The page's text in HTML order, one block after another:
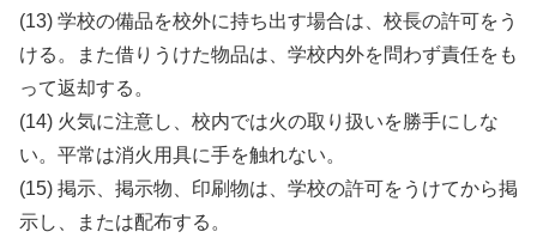
(13) 学校の備品を校外に持ち出す場合は、校長の許可をう
ける。また借りうけた物品は、学校内外を問わず責任をも
って返却する。
(14) 火気に注意し、校内では火の取り扱いを勝手にしな
い。平常は消火用具に手を触れない。
(15) 掲示、掲示物、印刷物は、学校の許可をうけてから掲
示し、または配布する。